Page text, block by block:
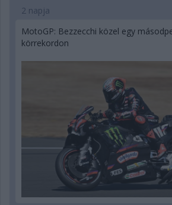
2 napja
MotoGP: Bezzecchi közel egy
körrekordon